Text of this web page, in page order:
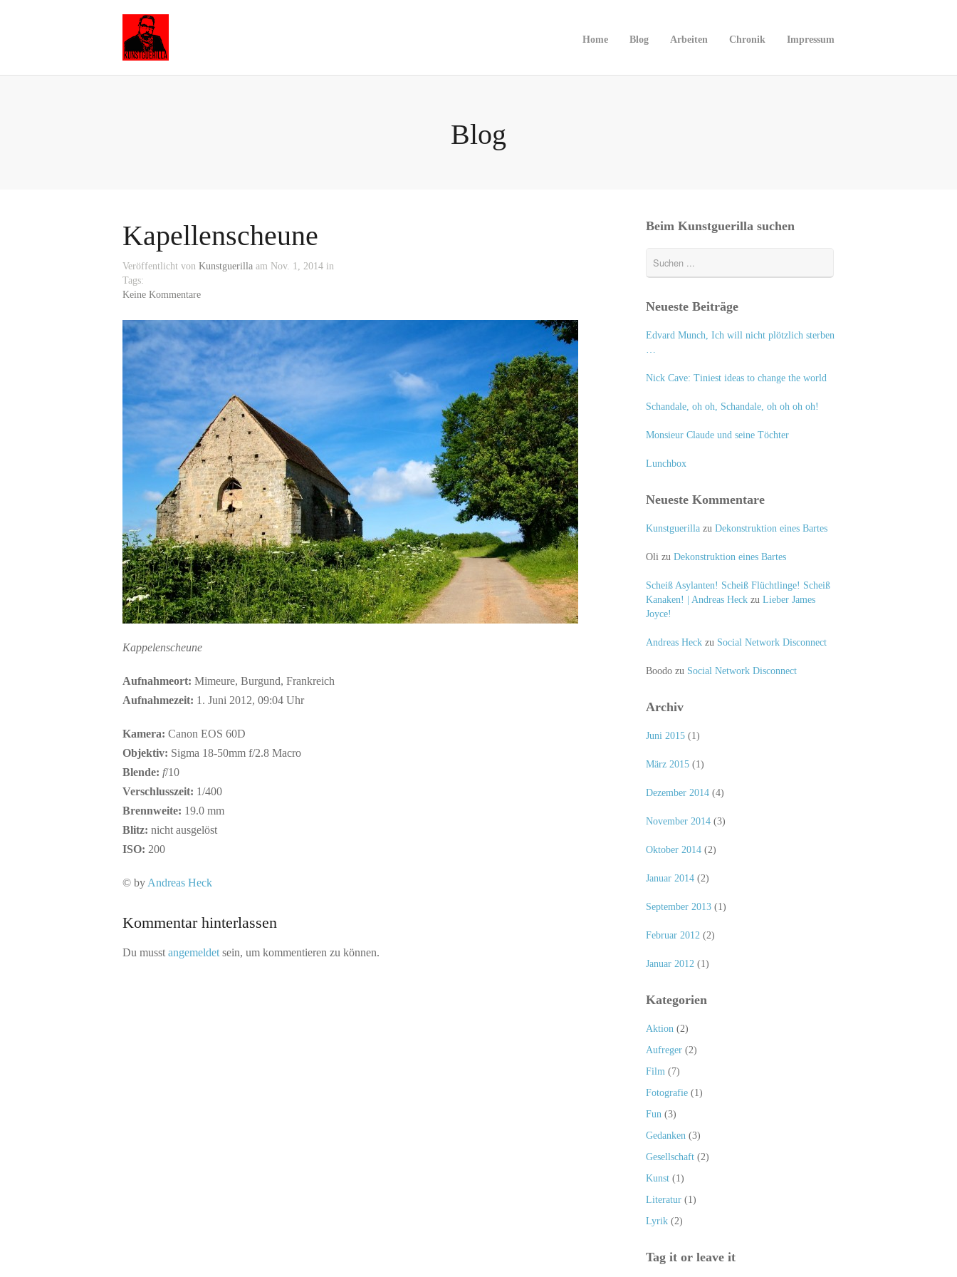
Home Blog Arbeiten Chronik Impressum
Blog
Kapellenscheune
Veröffentlicht von Kunstguerilla am Nov. 1, 2014 in
Tags:
Keine Kommentare
Kappelenscheune
Aufnahmeort: Mimeure, Burgund, Frankreich
Aufnahmezeit: 1. Juni 2012, 09:04 Uhr
Kamera: Canon EOS 60D
Objektiv: Sigma 18-50mm f/2.8 Macro
Blende: f/10
Verschlusszeit: 1/400
Brennweite: 19.0 mm
Blitz: nicht ausgelöst
ISO: 200
© by Andreas Heck
Kommentar hinterlassen
Du musst angemeldet sein, um kommentieren zu können.
Beim Kunstguerilla suchen
Neueste Beiträge
Edvard Munch, Ich will nicht plötzlich sterben
…
Nick Cave: Tiniest ideas to change the world
Schandale, oh oh, Schandale, oh oh oh oh!
Monsieur Claude und seine Töchter
Lunchbox
Neueste Kommentare
Kunstguerilla zu Dekonstruktion eines Bartes
Oli zu Dekonstruktion eines Bartes
Scheiß Asylanten! Scheiß Flüchtlinge! Scheiß
Kanaken! | Andreas Heck zu Lieber James
Joyce!
Andreas Heck zu Social Network Disconnect
Boodo zu Social Network Disconnect
Archiv
Juni 2015 (1)
März 2015 (1)
Dezember 2014 (4)
November 2014 (3)
Oktober 2014 (2)
Januar 2014 (2)
September 2013 (1)
Februar 2012 (2)
Januar 2012 (1)
Kategorien
Aktion (2)
Aufreger (2)
Film (7)
Fotografie (1)
Fun (3)
Gedanken (3)
Gesellschaft (2)
Kunst (1)
Literatur (1)
Lyrik (2)
Tag it or leave it